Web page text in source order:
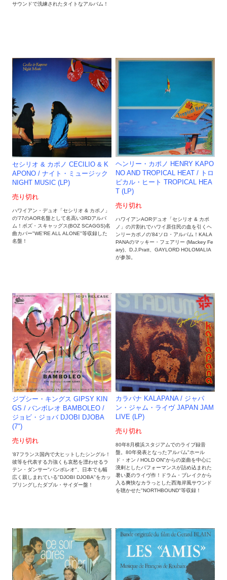
サウンドで洗練されたタイトなアルバム！
セシリオ & カポノ CECILIO & K
APONO / ナイト・ミュージック
NIGHT MUSIC (LP)
売り切れ
ハワイアン・デュオ「セシリオ & カポノ」
の'77のAOR名盤として名高い3RDアルバ
ム！ボズ・スキャッグス(BOZ SCAGGS)名
曲カバー"WE'RE ALL ALONE"等収録した
名盤！
ヘンリー・カポノ HENRY KAPO
NO AND TROPICAL HEAT / トロ
ピカル・ヒート TROPICAL HEA
T (LP)
売り切れ
ハワイアンAORデュオ「セシリオ & カポ
ノ」の片割れでハワイ原住民の血を引くヘ
ンリーカポノの'84ソロ・アルバム！KALA
PANAのマッキー・フェアリー (Mackey Fe
ary)、D.J.Pratt、GAYLORD HOLOMALIA
が参加。
ジプシー・キングス GIPSY KIN
GS / バンボレオ BAMBOLEO /
ジョビ・ジョバ DJOBI DJOBA
(7")
売り切れ
'87フランス国内で大ヒットしたシングル！
彼等を代表する力強くも哀愁を漂わせるラ
テン・ダンサー"バンボレオ"、日本でも幅
広く親しまれている"DJOBI DJOBA"をカッ
プリングしたダブル・サイダー盤！
カラパナ KALAPANA / ジャパ
ン・ジャム・ライヴ JAPAN JAM
LIVE (LP)
売り切れ
80年8月横浜スタジアムでのライブ録音
盤。80年発表となったアルバム"ホール
ド・オン / HOLD ON"からの楽曲を中心に
溌剌としたパフォーマンスが詰め込まれた
暑い夏のライヴ作！ドラム・ブレイクから
入る爽快なカラっとした西海岸風サウンド
を聴かせた"NORTHBOUND"等収録！